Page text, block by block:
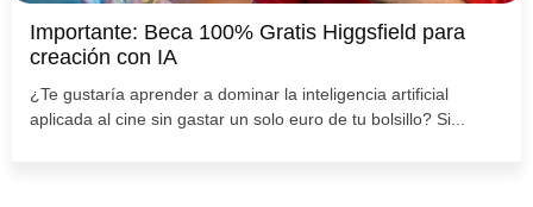
Importante: Beca 100% Gratis Higgsfield para
creación con IA
¿Te gustaría aprender a dominar la inteligencia artificial
aplicada al cine sin gastar un solo euro de tu bolsillo? Si...